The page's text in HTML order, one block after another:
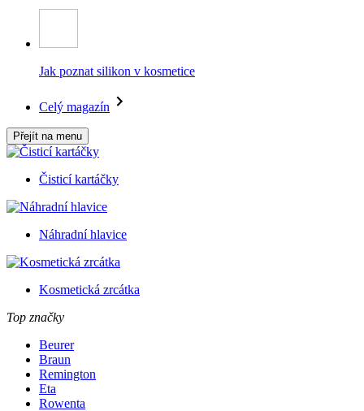
Jak poznat silikon v kosmetice
Celý magazín
Přejít na menu
Čisticí kartáčky
Náhradní hlavice
Kosmetická zrcátka
Top značky
Beurer
Braun
Remington
Eta
Rowenta